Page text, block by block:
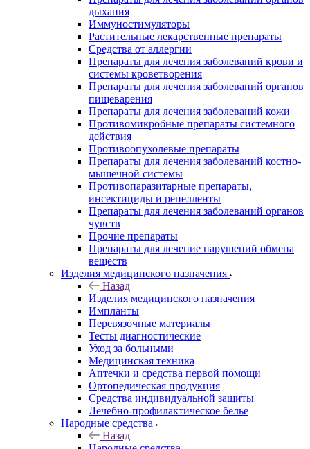
дыхания
Иммуностимуляторы
Растительные лекарственные препараты
Средства от аллергии
Препараты для лечения заболеваний крови и
системы кроветворения
Препараты для лечения заболеваний органов
пищеварения
Препараты для лечения заболеваний кожи
Противомикробные препараты системного
действия
Противоопухолевые препараты
Препараты для лечения заболеваний костно-
мышечной системы
Противопаразитарные препараты,
инсектициды и репелленты
Препараты для лечения заболеваний органов
чувств
Прочие препараты
Препараты для лечение нарушений обмена
веществ
Изделия медицинского назначения
Назад
Изделия медицинского назначения
Импланты
Перевязочные материалы
Тесты диагностические
Уход за больными
Медицинская техника
Аптечки и средства первой помощи
Ортопедическая продукция
Средства индивидуальной защиты
Лечебно-профилактическое белье
Народные средства
Назад